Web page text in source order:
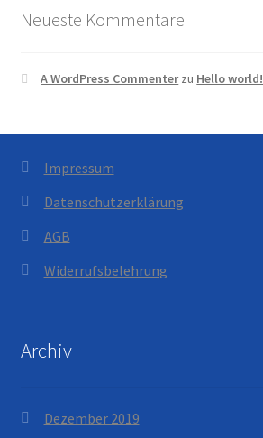
Neueste Kommentare
A WordPress Commenterzu Hello world!
Impressum
Datenschutzerklärung
AGB
Widerrufsbelehrung
Archiv
Dezember 2019